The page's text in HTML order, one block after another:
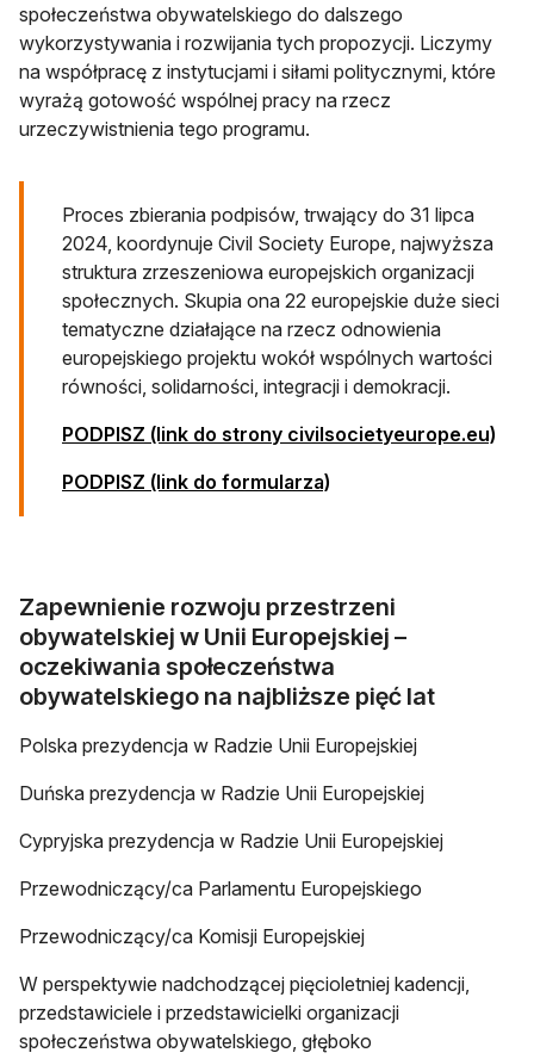
społeczeństwa obywatelskiego do dalszego
wykorzystywania i rozwijania tych propozycji. Liczymy
na współpracę z instytucjami i siłami politycznymi, które
wyrażą gotowość wspólnej pracy na rzecz
urzeczywistnienia tego programu.
Proces zbierania podpisów, trwający do 31 lipca
2024, koordynuje Civil Society Europe, najwyższa
struktura zrzeszeniowa europejskich organizacji
społecznych. Skupia ona 22 europejskie duże sieci
tematyczne działające na rzecz odnowienia
europejskiego projektu wokół wspólnych wartości
równości, solidarności, integracji i demokracji.
PODPISZ (link do strony civilsocietyeurope.eu)
PODPISZ (link do formularza)
Zapewnienie rozwoju przestrzeni
obywatelskiej w Unii Europejskiej –
oczekiwania społeczeństwa
obywatelskiego na najbliższe pięć lat
Polska prezydencja w Radzie Unii Europejskiej
Duńska prezydencja w Radzie Unii Europejskiej
Cypryjska prezydencja w Radzie Unii Europejskiej
Przewodniczący/ca Parlamentu Europejskiego
Przewodniczący/ca Komisji Europejskiej
W perspektywie nadchodzącej pięcioletniej kadencji,
przedstawiciele i przedstawicielki organizacji
społeczeństwa obywatelskiego, głęboko